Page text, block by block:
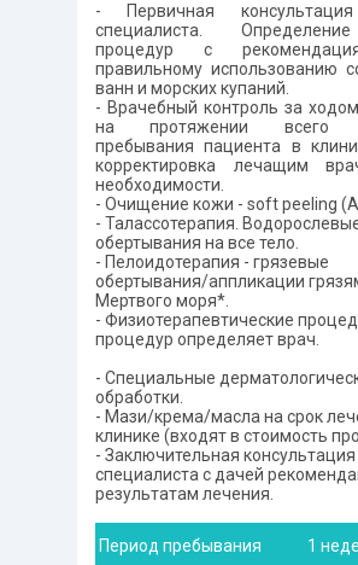
- Первичная
специалиста.
процедур с
правильному использованию
ванн и морских купаний.
- Врачебный контроль за
на протяжении всего
пребывания пациента в
корректировка лечащим
необходимости.
- Очищение кожи - soft peeling
- Талассотерапия.
обертывания на все тело.
- Пелоидотерапия - грязевые
обертывания/аппликации
Мертвого моря*.
- Физиотерапевтические
процедур определяет
- Специальные
обработки.
- Мази/крема/масла на срок
клинике (входят в стоимость
- Заключительная
специалиста с дачей
результатам лечения.
Период пребывания 1